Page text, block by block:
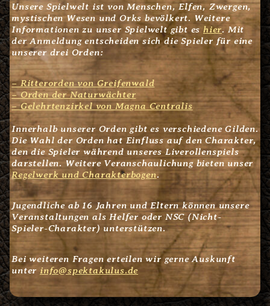
Unsere Spielwelt ist von Menschen, Elfen, Zwergen,
mystischen Wesen und Orks bevölkert. Weitere
Informationen zu unser Spielwelt gibt es hier. Mit
der Anmeldung entscheiden sich die Spieler für eine
unserer drei Orden:
– Ritterorden von Greifenwald
– Orden der Naturwächter
– Gelehrtenzirkel von Magna Centralis
Innerhalb unserer Orden gibt es verschiedene Gilden.
Die Wahl der Orden hat Einfluss auf den Charakter,
den die Spieler während unseres Liverollenspiels
darstellen. Weitere Veranschaulichung bieten unser
Regelwerk und Charakterbogen.
Jugendliche ab 16 Jahren und Eltern können unsere
Veranstaltungen als Helfer oder NSC (Nicht-
Spieler-Charakter) unterstützen.
Bei weiteren Fragen erteilen wir gerne Auskunft
unter info@spektakulus.de